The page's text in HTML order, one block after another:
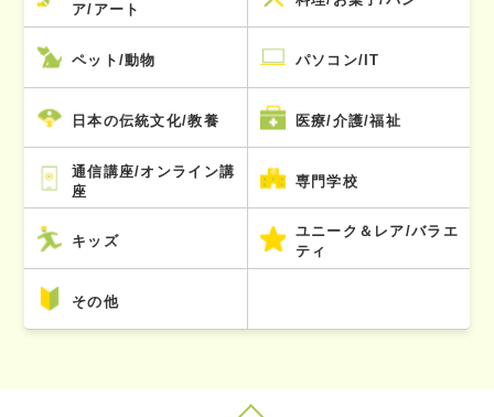
ア/アート
ペット/動物 パソコン/IT
日本の伝統文化/教養 医療/介護/福祉
通信講座/オンライン講
座
専門学校
キッズ
ユニーク＆レア/バラエ
ティ
その他